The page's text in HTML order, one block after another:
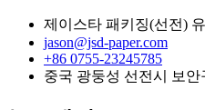
제이스타 패키징(선전)
jason@jsd-paper.com
+86 0755-23245785
중국 광둥성 선전시 보